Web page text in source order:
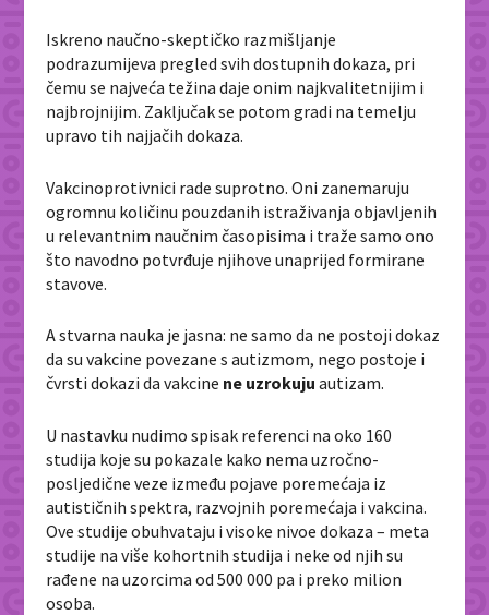
Iskreno naučno-skeptičko razmišljanje
podrazumijeva pregled svih dostupnih dokaza, pri
čemu se najveća težina daje onim najkvalitetnijim i
najbrojnijim. Zaključak se potom gradi na temelju
upravo tih najjačih dokaza.
Vakcinoprotivnici rade suprotno. Oni zanemaruju
ogromnu količinu pouzdanih istraživanja objavljenih
u relevantnim naučnim časopisima i traže samo ono
što navodno potvrđuje njihove unaprijed formirane
stavove.
A stvarna nauka je jasna: ne samo da ne postoji dokaz
da su vakcine povezane s autizmom, nego postoje i
čvrsti dokazi da vakcine ne uzrokuju autizam.
U nastavku nudimo spisak referenci na oko 160
studija koje su pokazale kako nema uzročno-
posljedične veze između pojave poremećaja iz
autističnih spektra, razvojnih poremećaja i vakcina.
Ove studije obuhvataju i visoke nivoe dokaza – meta
studije na više kohortnih studija i neke od njih su
rađene na uzorcima od 500 000 pa i preko milion
osoba.